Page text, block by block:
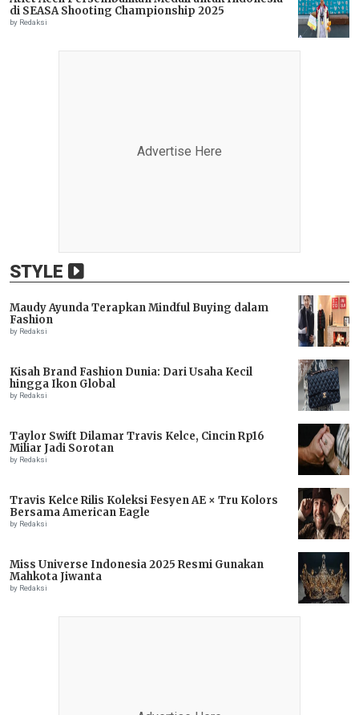
di SEASA Shooting Championship 2025
by Redaksi
Advertise Here
STYLE
Maudy Ayunda Terapkan Mindful Buying dalam
Fashion
by Redaksi
Kisah Brand Fashion Dunia: Dari Usaha Kecil
hingga Ikon Global
by Redaksi
Taylor Swift Dilamar Travis Kelce, Cincin Rp16
Miliar Jadi Sorotan
by Redaksi
Travis Kelce Rilis Koleksi Fesyen AE × Tru Kolors
Bersama American Eagle
by Redaksi
Miss Universe Indonesia 2025 Resmi Gunakan
Mahkota Jiwanta
by Redaksi